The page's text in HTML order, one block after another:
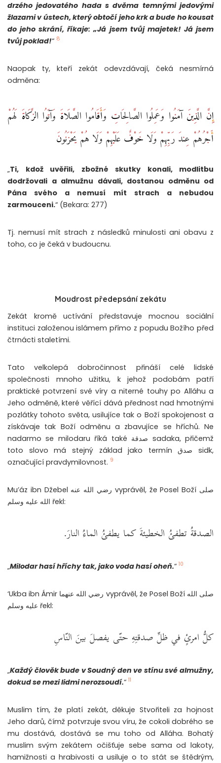
drzého jedovatého hada s dvěma temnými jedovými
žlazami v ústech, který obtočí jeho krk a bude ho kousat
do jeho skrání, říkaje: „Já jsem tvůj majetek! Já jsem
tvůj poklad!“ 8
Naopak ty, kteří zekát odevzdávají, čeká nesmírná
odměna:
إِنَّ الَّذِينَ آمَنُوا وَعَمِلُوا الصَّالِحَاتِ وَأَقَامُوا الصَّلَاةَ وَآتَوُا الزَّكَاةَ لَهُمْ
أَجْرُهُمْ عِندَ رَبِّهِمْ وَلَا خَوْفٌ عَلَيْهِمْ وَلَا هُمْ يَحْزَنُونَ ‎
„Ti, kdož uvěřili, zbožné skutky konali, modlitbu
dodržovali a almužnu dávali, dostanou odměnu od
Pána svého a nemusí mít strach a nebudou
zarmouceni.“ (Bekara: 277)
Tj. nemusí mít strach z následků minulosti ani obavu z
toho, co je čeká v budoucnu.
Moudrost předepsání zekátu
Zekát kromě uctívání představuje mocnou sociální
instituci založenou islámem přímo z popudu Božího před
čtrnácti staletími.
Tato velkolepá dobročinnost přináší celé lidské
společnosti mnoho užitku, k jehož podobám patří
praktické potvrzení své víry a niterné touhy po Alláhu a
Jeho odměně, které věřící dává přednost nad hmotnými
pozlátky tohoto světa, usilujíce tak o Boží spokojenost a
získávaje tak Boží odměnu a zbavujíce se hříchů. Ne
nadarmo se milodaru říká také صدقة sadaka, přičemž
toto slovo má stejný základ jako termín صدق sidk,
označující pravdymilovnost. 9
Mu’áz ibn Džebel رضي الله عنه vyprávěl, že Posel Boží صلى
الله عليه وسلم řekl:
الصدقةُ تطفئُ الخطيئةَ كما يطفئُ الماءُ النارَ.
„Milodar hasí hříchy tak, jako voda hasí oheň.“ 10
‘Ukba ibn Ámir رضي الله عنهما vyprávěl, že Posel Boží صلى الله
عليه وسلم řekl:
كلُّ امرئٍ في ظلِّ صدقتِهِ حتّى يفصلَ بينَ النّاسِ
„Každý člověk bude v Soudný den ve stínu své almužny,
dokud se mezi lidmi nerozsoudí.“ 11
Muslim tím, že platí zekát, děkuje Stvořiteli za hojnost
Jeho darů, čímž potvrzuje svou víru, že cokoli dobrého se
mu dostává, dostává se mu toho od Alláha. Bohatý
muslim svým zekátem očišťuje sebe sama od lakoty,
hamižnosti a hrabivosti a usiluje o to stát se štědrým,